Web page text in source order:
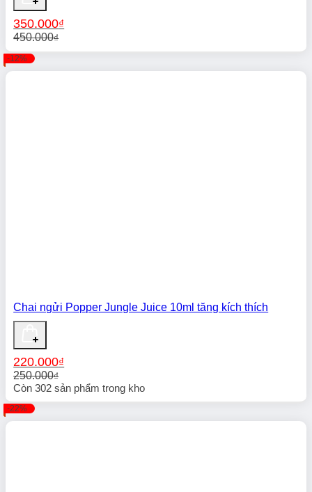
450.000₫
gốc
là:
350.000₫
hiện
tại
-12%
Chai ngửi Popper Jungle Juice 10ml tăng kích thích
250.000₫
Giá
là:
250.000₫.
220.000₫
Giá
tại
là:
Còn302 sản phẩm trong kho
-22%